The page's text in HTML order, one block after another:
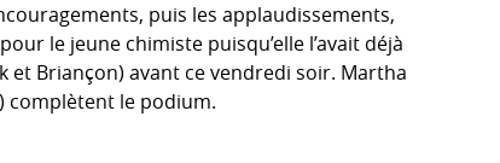
puis les applaudissements,
le jeune chimiste puisqu’elle l’avait déjà
Briançon) avant ce vendredi soir. Martha
complètent le podium.